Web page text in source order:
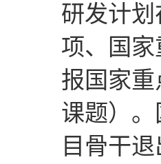
研发计
项、国
报国家
课题）
目骨干